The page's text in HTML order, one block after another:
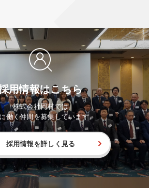
用情報はこちら
株式会社岡村では
働く仲間を募集しています。
採用情報を詳しく見る